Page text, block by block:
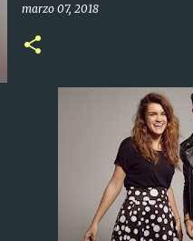
marzo 07, 2018